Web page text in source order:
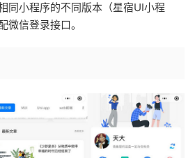
同小程序的不同版本（星宿UI小程
微信登录接口。